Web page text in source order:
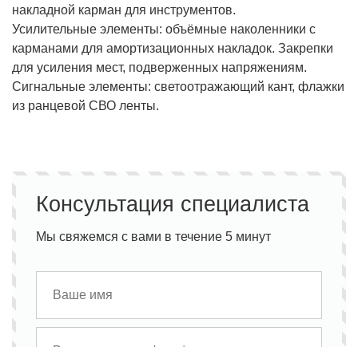
накладной карман для инструментов.
Усилительные элементы: объёмные наколенники с
карманами для амортизационных накладок. Закрепки
для усиления мест, подверженных напряжениям.
Сигнальные элементы: светоотражающий кант, флажки
из ранцевой СВО ленты.
Консультация специалиста
Мы свяжемся с вами в течение 5 минут